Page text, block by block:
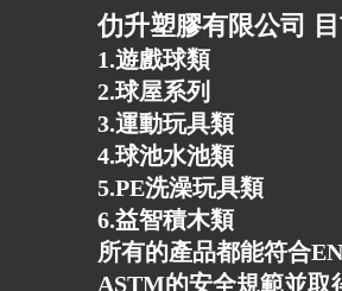
仂升塑膠有限公司
1.遊戲球類
2.球屋系列
3.運動玩具類
4.球池水池類
5.PE洗澡玩具類
6.益智積木類
所有的產品都能符合
ASTM的安全規範並取